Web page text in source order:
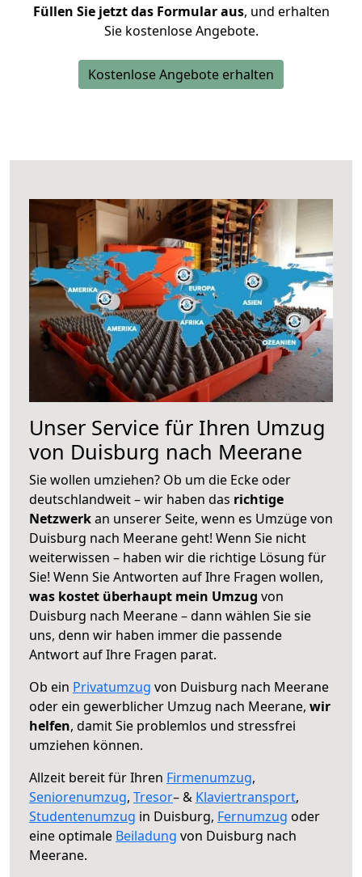
Füllen Sie jetzt das Formular aus, und erhalten
Sie kostenlose Angebote.
Kostenlose Angebote erhalten
Unser Service für Ihren Umzug
von Duisburg nach Meerane
Sie wollen umziehen? Ob um die Ecke oder
deutschlandweit – wir haben das richtige
Netzwerkan unserer Seite, wenn es Umzüge von
Duisburg nach Meerane geht! Wenn Sie nicht
weiterwissen – haben wir die richtige Lösung für
Sie! Wenn Sie Antworten auf Ihre Fragen wollen,
was kostet überhaupt mein Umzug von
Duisburg nach Meerane – dann wählen Sie sie
uns, denn wir haben immer die passende
Antwort auf Ihre Fragen parat.
Ob ein Privatumzug von Duisburg nach Meerane
oder ein gewerblicher Umzug nach Meerane, wir
helfen, damit Sie problemlos und stressfrei
umziehen können.
Allzeit bereit für Ihren Firmenumzug,
Seniorenumzug, Tresor– & Klaviertransport,
Studentenumzug in Duisburg, Fernumzug oder
eine optimale Beiladung von Duisburg nach
Meerane.